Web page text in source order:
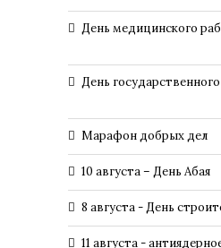
День медицинского
День
Марафон добрых дел
10 августа – День Абая
8 августа - День
11 августа -